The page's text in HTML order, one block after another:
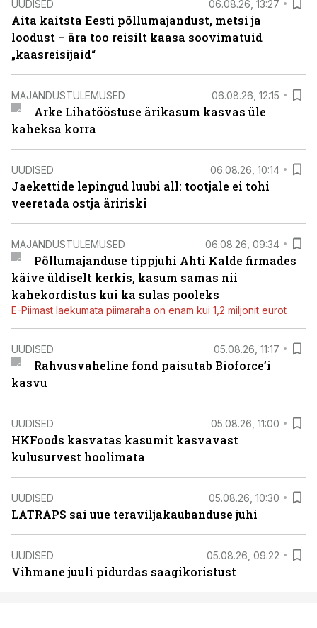
UUDISED 06.08.26, 13:27
Aita kaitsta Eesti põllumajandust, metsi ja
loodust – ära too reisilt kaasa soovimatuid
„kaasreisijaid“
MAJANDUSTULEMUSED 06.08.26, 12:15
Arke Lihatööstuse ärikasum kasvas üle
kaheksa korra
UUDISED 06.08.26, 10:14
Jaekettide lepingud luubi all: tootjale ei tohi
veeretada ostja äririski
MAJANDUSTULEMUSED 06.08.26, 09:34
Põllumajanduse tippjuhi Ahti Kalde firmades
käive üldiselt kerkis, kasum samas nii
kahekordistus kui ka sulas pooleks
E-Piimast laekumata piimaraha on enam kui 1,2 miljonit eurot
UUDISED 05.08.26, 11:17
Rahvusvaheline fond paisutab Bioforce’i
kasvu
UUDISED 05.08.26, 11:00
HKFoods kasvatas kasumit kasvavast
kulusurvest hoolimata
UUDISED 05.08.26, 10:30
LATRAPS sai uue teraviljakaubanduse juhi
UUDISED 05.08.26, 09:22
Vihmane juuli pidurdas saagikoristust